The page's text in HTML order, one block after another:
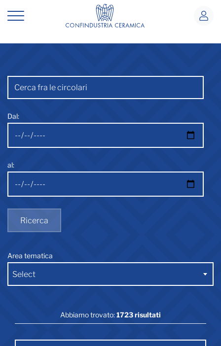
Circolari
Circolari
Dal:
al:
Ricerca
Area tematica
Select
Abbiamo trovato:1723 risultati